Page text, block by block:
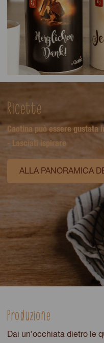
Ricette
Caotina può essere gustata
- Lasciati ispirare
ALLA PANORAMICA
Produzione
Dai un’occhiata dietro le